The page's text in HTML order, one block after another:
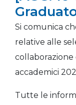
Si comunica
relative alle
accademici
Tutte le